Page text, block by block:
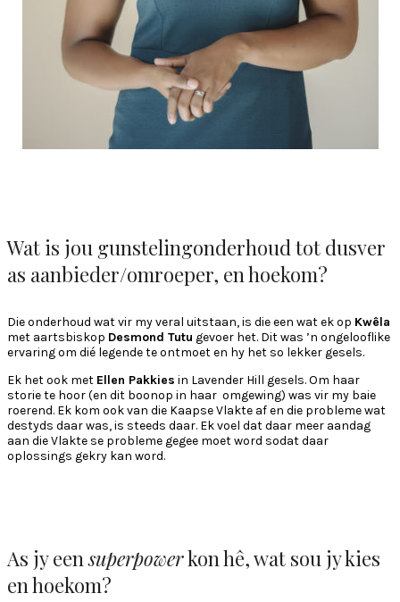
Wat is jou gunstelingonderhoud tot dusver
as aanbieder/omroeper, en hoekom?
Die onderhoud wat vir my veral uitstaan, is die een wat ek op Kwêla
met aartsbiskop Desmond Tutu gevoer het. Dit was ’n ongelooflike
ervaring om dié legende te ontmoet en hy het so lekker gesels.
Ek het ook met Ellen Pakkies in Lavender Hill gesels. Om haar
storie te hoor (en dit boonop in haar omgewing) was vir my baie
roerend. Ek kom ook van die Kaapse Vlakte af en die probleme wat
destyds daar was, is steeds daar. Ek voel dat daar meer aandag
aan die Vlakte se probleme gegee moet word sodat daar
oplossings gekry kan word.
As jy eensuperpowerkon hê, wat sou jy kies
en hoekom?